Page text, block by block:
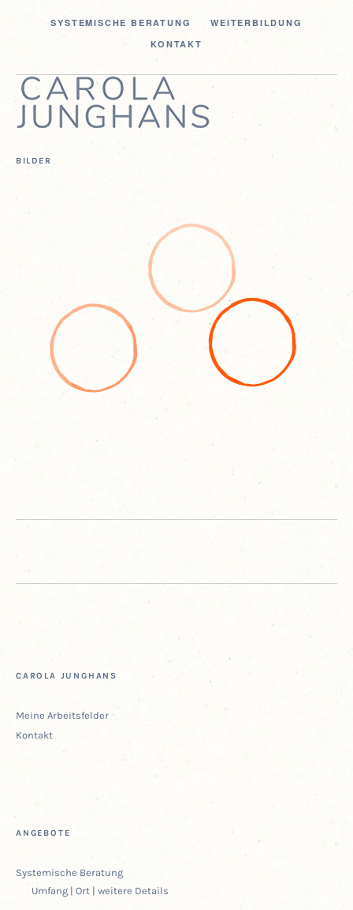
SYS­TE­MI­SCHE BERATUNG
WEI­TER­BIL­DUNG
KON­TAKT
BILDER
CARO­LA JUNGHANS
Mei­ne Arbeitsfelder
Kon­takt
ANGE­BO­TE
Sys­te­mi­sche Beratung
Umfang | Ort | wei­te­re Details